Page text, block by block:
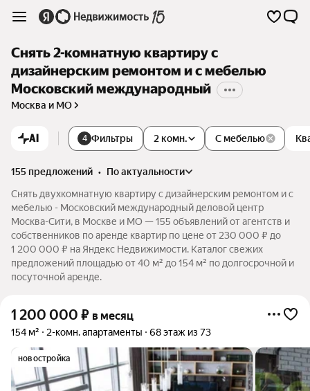
Снять 2-комнатную квартиру с
дизайнерским ремонтом и с мебелью
Московский международный
Москва и МО
AI 4 Фильтры 2 комн. С мебелью
155 предложений •
по актуальности
Снять двухкомнатную квартиру с дизайнерским ремонтом и с
мебелью - Московский международный деловой центр
Москва-Сити, в Москве и МО — 155 объявлений от агентств и
собственников по аренде квартир по цене от 230 000 ₽ до
1 200 000 ₽ на Яндекс Недвижимости. Каталог свежих
предложений площадью от 40 м² до 154 м² по долгосрочной и
посуточной аренде.
1 200 000 ₽ в месяц
154 м² 2-комн. апартаменты 68 этаж из 73
новостройка